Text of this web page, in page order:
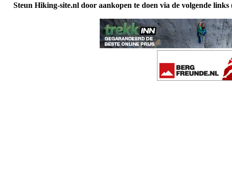
Steun Hiking-site.nl door aankopen te doen via de volgende